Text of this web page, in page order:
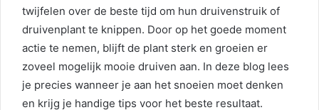
twijfelen over de beste tijd om hun druivenstruik of
druivenplant te knippen. Door op het goede moment
actie te nemen, blijft de plant sterk en groeien er
zoveel mogelijk mooie druiven aan. In deze blog lees
je precies wanneer je aan het snoeien moet denken
en krijg je handige tips voor het beste resultaat.